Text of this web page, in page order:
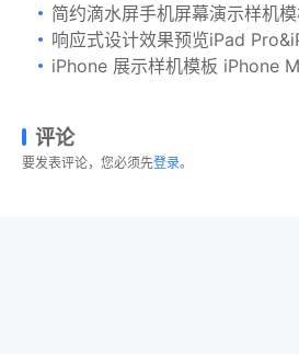
简约滴水屏手机屏幕演示样机
响应式设计效果预览iPad Pro&iPhone X样机模板v6 New iPad
iPhone 展示样机模板 iPhone
评论
要发表评论，您必须先登录。